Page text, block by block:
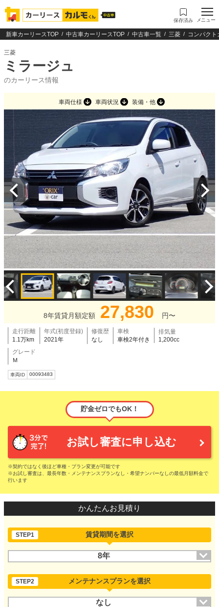
保存済み メニュー
新車カーリースTOP 中古車カーリースTOP 中古車一覧 三菱 コンパクト
三菱
ミラージュ
のカーリース情報
車両仕様 車両状況 装備・他
8年賃貸月額定額 27,830 円〜
走行距離
1.1万km
年式(初度登録)
2021年
修復歴
なし
車検
車検2年付き
排気量
1,200cc
グレード
Ｍ
車両ID 00093483
貯金ゼロでもOK！
お試し審査に申し込む
※契約ではなく後ほど車種・プラン変更が可能です
※お試し審査は、最長年数・メンテナンスプランなし・希望ナンバーなしの最低月額料金で
行います
かんたんお見積り
STEP1 賃貸期間を選択
8年
STEP2 メンテナンスプランを選択
なし